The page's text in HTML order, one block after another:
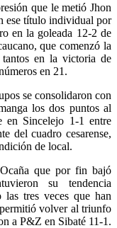
que le metió Jhon
ese título individual por
en la goleada 12-2 de
que comenzó la
en la victoria de
en 21.
se consolidaron con
los dos puntos al
en Sincelejo 1-1 entre
del cuadro cesarense,
de local.
que por fin bajó
su tendencia
tres veces que han
volver al triunfo
a P&Z en Sibaté 11-1.